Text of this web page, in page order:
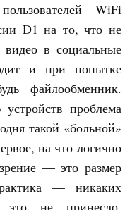
WiFi
D1 на то, что не
видео в социальные
и при попытке
файлообменник.
проблема
такой «больной»
на что логично
— это размер
— никаких